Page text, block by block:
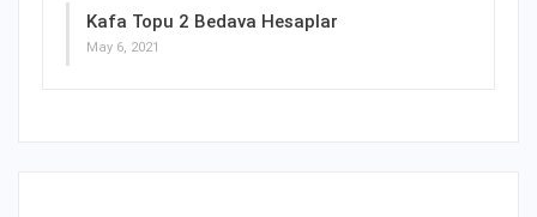
Kafa Topu 2 Bedava Hesaplar
May 6, 2021